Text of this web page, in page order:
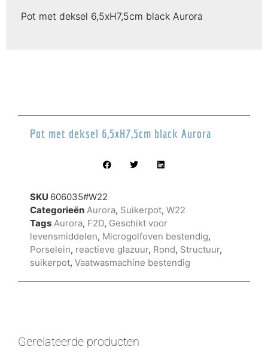
Pot met deksel 6,5xH7,5cm black Aurora
Pot met deksel 6,5xH7,5cm black Aurora
SKU 606035#W22
Categorieën Aurora, Suikerpot, W22
Tags Aurora, F2D, Geschikt voor
levensmiddelen, Microgolfoven bestendig,
Porselein, reactieve glazuur, Rond, Structuur,
suikerpot, Vaatwasmachine bestendig
Gerelateerde producten